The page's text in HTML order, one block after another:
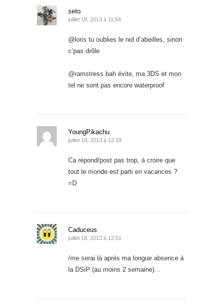
seto
juillet 18, 2013 à 11:54
@loris tu oublies le nid d’abeilles, sinon
c’pas drôle
@ramstress bah évite, ma 3DS et mon
tel ne sont pas encore waterproof
YoungPikachu
juillet 18, 2013 à 12:18
Ca répond/post pas trop, à croire que
tout le monde est parti en vacances ?
=D
Caduceus
juillet 18, 2013 à 12:51
/me serai là après ma longue absence à
la DSiP (au moins 2 semaine)…